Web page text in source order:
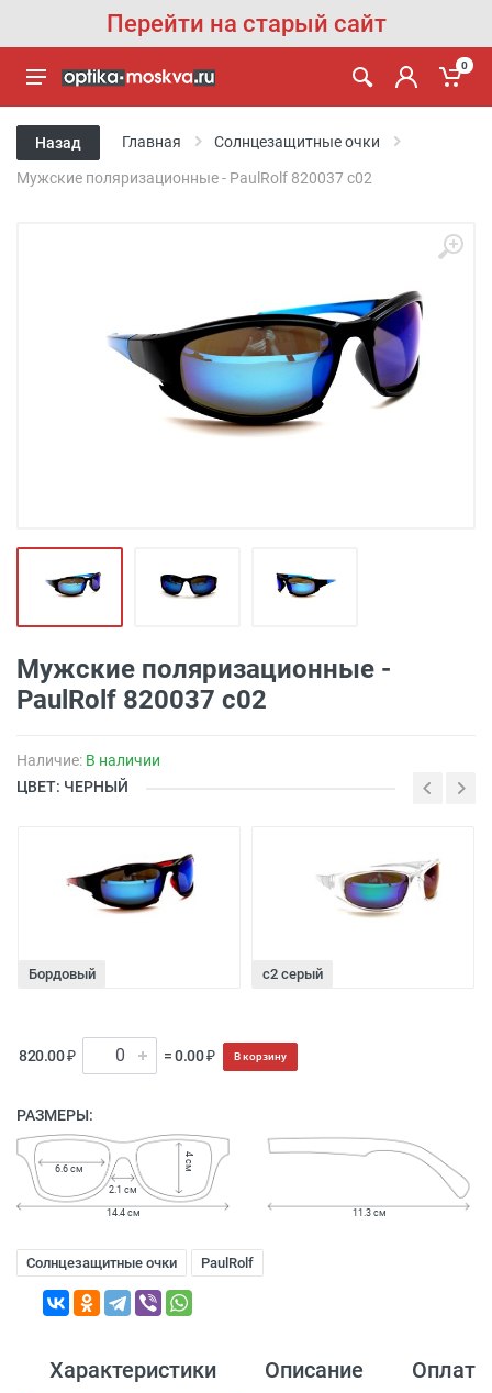
Перейти на старый сайт
0
Назад Главная Солнцезащитные очки
Мужские поляризационные - PaulRolf 820037 с02
Мужские поляризационные -
PaulRolf 820037 с02
Наличие: В наличии
ЦВЕТ: ЧЕРНЫЙ
Бордовый с2 серый
820.00 ₽ = 0.00 ₽ В корзину
РАЗМЕРЫ:
2.1 см
6.6 см 4 см
14.4 см 11.3 см
Солнцезащитные очки PaulRolf
Характеристики Описание Оплата